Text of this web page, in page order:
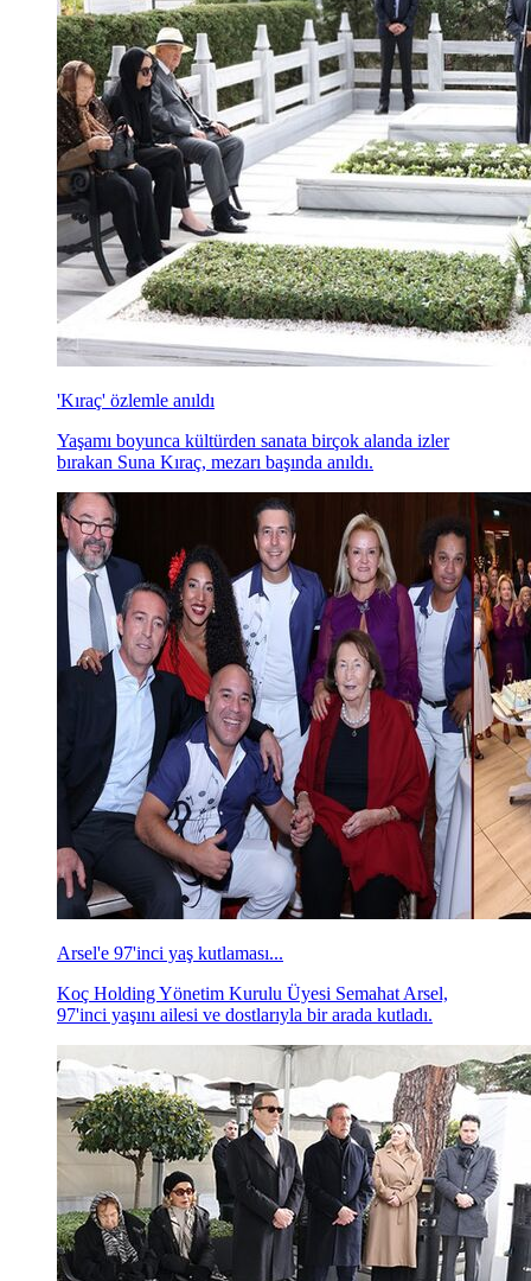
'Kıraç' özlemle anıldı
Yaşamı boyunca kültürden sanata birçok alanda izler
bırakan Suna Kıraç, mezarı başında anıldı.
Arsel'e 97'inci yaş kutlaması...
Koç Holding Yönetim Kurulu Üyesi Semahat Arsel,
97'inci yaşını ailesi ve dostlarıyla bir arada kutladı.